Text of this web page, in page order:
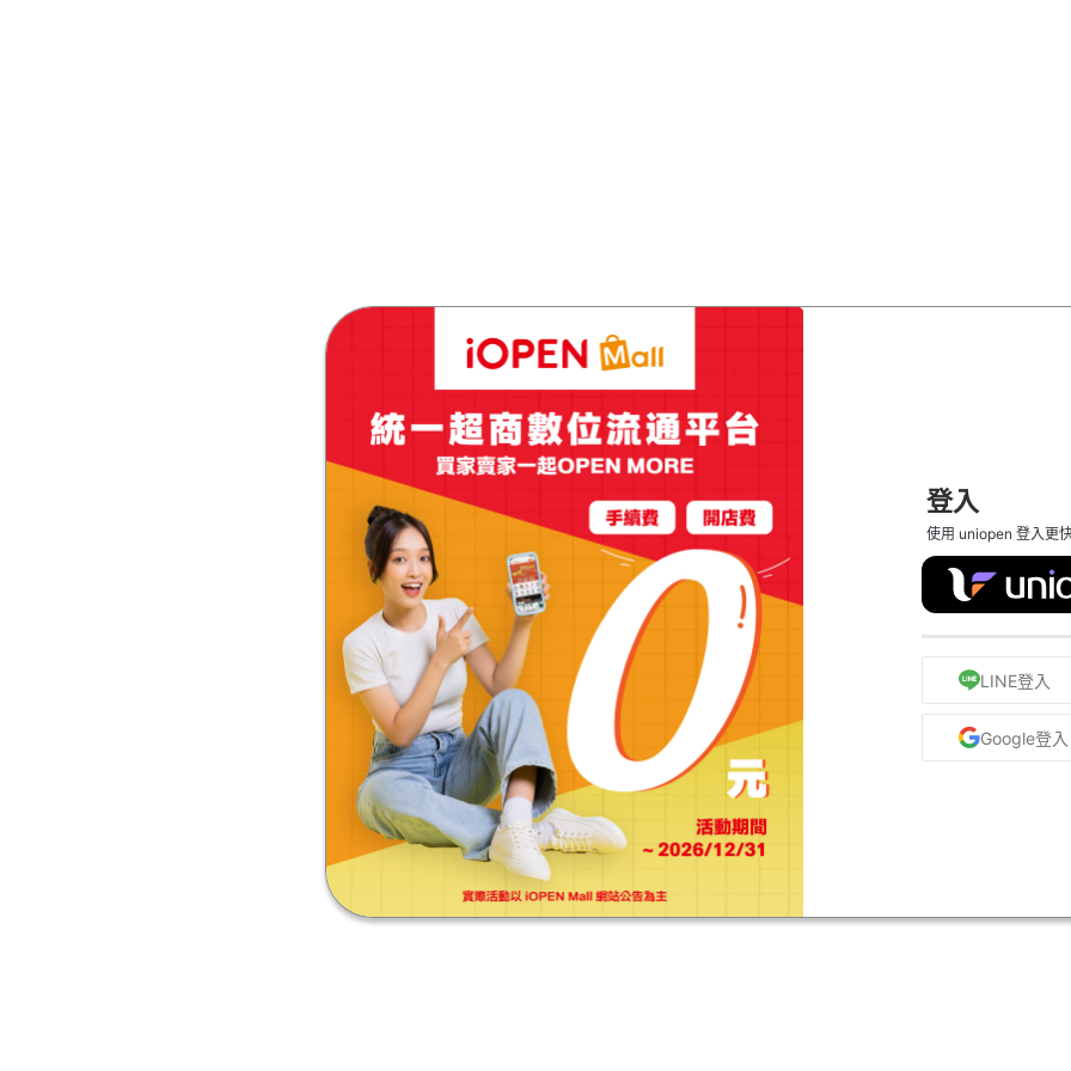
登入
使用 uniopen 登入更
LINE登入
Google登入